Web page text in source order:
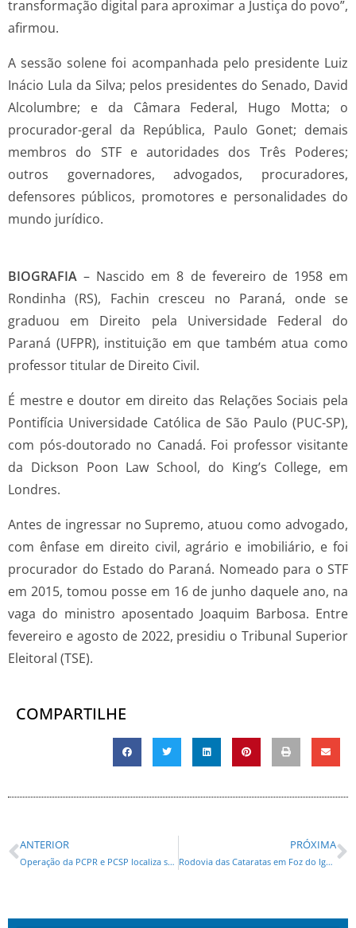
transformação digital para aproximar a Justiça do povo”,
afirmou.
A sessão solene foi acompanhada pelo presidente Luiz
Inácio Lula da Silva; pelos presidentes do Senado, David
Alcolumbre; e da Câmara Federal, Hugo Motta; o
procurador-geral da República, Paulo Gonet; demais
membros do STF e autoridades dos Três Poderes;
outros governadores, advogados, procuradores,
defensores públicos, promotores e personalidades do
mundo jurídico.
BIOGRAFIA – Nascido em 8 de fevereiro de 1958 em
Rondinha (RS), Fachin cresceu no Paraná, onde se
graduou em Direito pela Universidade Federal do
Paraná (UFPR), instituição em que também atua como
professor titular de Direito Civil.
É mestre e doutor em direito das Relações Sociais pela
Pontifícia Universidade Católica de São Paulo (PUC-SP),
com pós-doutorado no Canadá. Foi professor visitante
da Dickson Poon Law School, do King’s College, em
Londres.
Antes de ingressar no Supremo, atuou como advogado,
com ênfase em direito civil, agrário e imobiliário, e foi
procurador do Estado do Paraná. Nomeado para o STF
em 2015, tomou posse em 16 de junho daquele ano, na
vaga do ministro aposentado Joaquim Barbosa. Entre
fevereiro e agosto de 2022, presidiu o Tribunal Superior
Eleitoral (TSE).
COMPARTILHE
ANTERIOR
Operação da PCPR e PCSP localiza suspeito de participar da execução do ex-delegado-geral de SP
PRÓXIMA
Rodovia das Cataratas em Foz do Iguaçu terá 3,9 km de nova via marginal liberada na quarta